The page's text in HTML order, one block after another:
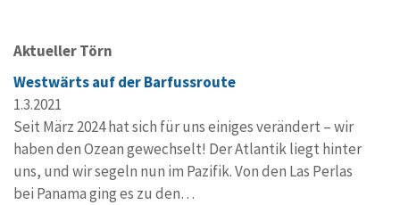
Aktueller Törn
Westwärts auf der Barfussroute
1.3.2021
Seit März 2024 hat sich für uns einiges verändert – wir
haben den Ozean gewechselt! Der Atlantik liegt hinter
uns, und wir segeln nun im Pazifik. Von den Las Perlas
bei Panama ging es zu den…